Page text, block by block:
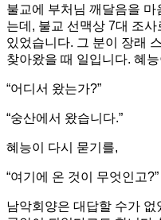
불교에 부처님 깨달음을
는데, 불교 선맥상 7대 조사
있었습니다. 그 분이 장래
찾아왔을 때 일입니다. 혜
“어디서 왔는가?”
“숭산에서 왔습니다.”
혜능이 다시 묻기를,
“여기에 온 것이 무엇인고?”
남악회양은 대답할 수가 없